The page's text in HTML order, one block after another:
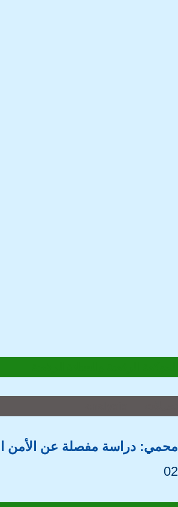
محمي: دراسة مفصلة عن الأمن
02